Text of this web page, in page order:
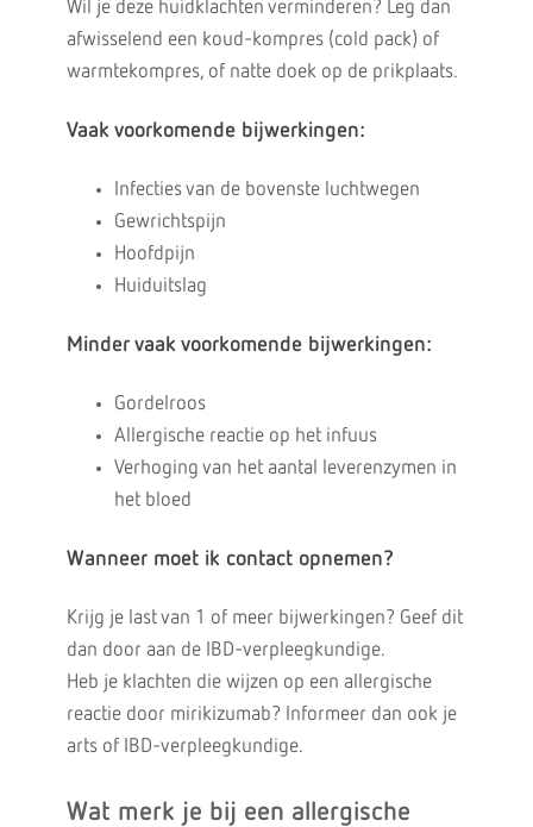
Wil je deze huidklachten verminderen? Leg dan
afwisselend een koud-kompres (cold pack) of
warmtekompres, of natte doek op de prikplaats.
Vaak voorkomende bijwerkingen:
Infecties van de bovenste luchtwegen
Gewrichtspijn
Hoofdpijn
Huiduitslag
Minder vaak voorkomende bijwerkingen:
Gordelroos
Allergische reactie op het infuus
Verhoging van het aantal leverenzymen in
het bloed
Wanneer moet ik contact opnemen?
Krijg je last van 1 of meer bijwerkingen? Geef dit
dan door aan de IBD-verpleegkundige.
Heb je klachten die wijzen op een allergische
reactie door mirikizumab? Informeer dan ook je
arts of IBD-verpleegkundige.
Wat merk je bij een allergische